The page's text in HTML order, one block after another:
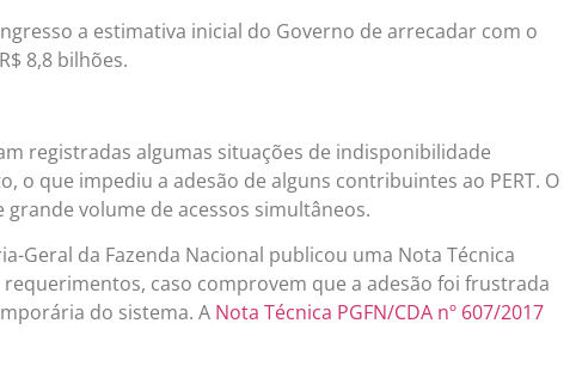
a estimativa inicial do Governo de arrecadar com o
8,8 bilhões.
registradas algumas situações de indisponibilidade
o que impediu a adesão de alguns contribuintes ao PERT. O
volume de acessos simultâneos.
Geral da Fazenda Nacional publicou uma Nota Técnica
caso comprovem que a adesão foi frustrada
do sistema. A Nota Técnica PGFN/CDA nº 607/2017